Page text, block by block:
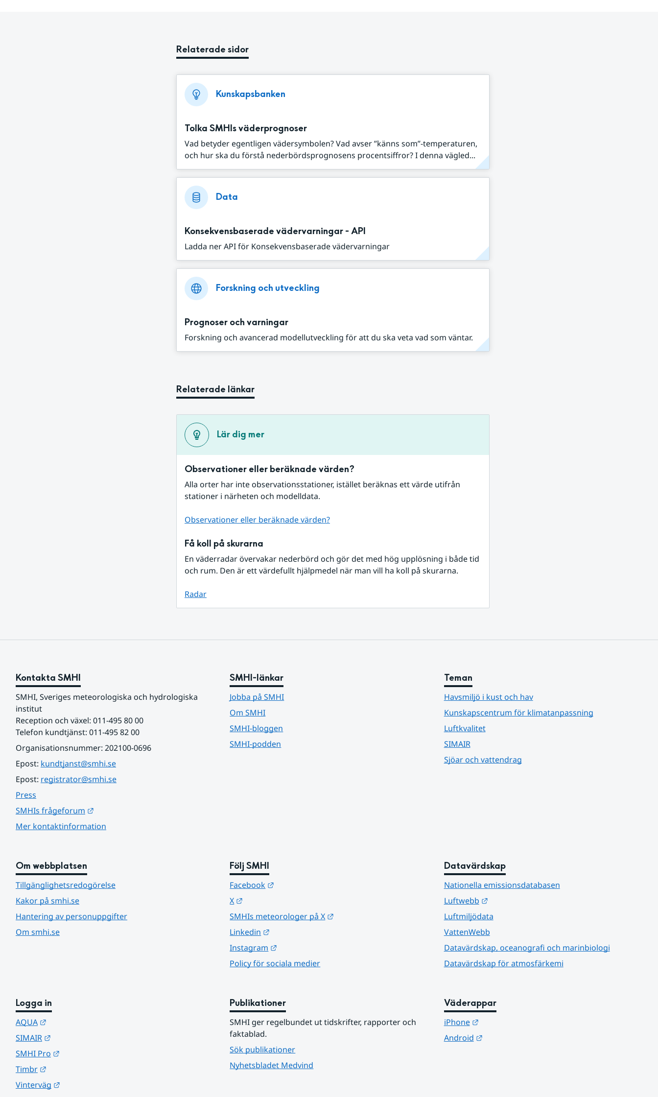
Relaterade sidor
Kunskapsbanken
Tolka SMHIs väderprognoser
Vad betyder egentligen vädersymbolen? Vad avser ”känns som”-temperaturen,
och hur ska du förstå nederbördsprognosens procentsiffror? I denna vägled...
Data
Konsekvensbaserade vädervarningar - API
Ladda ner API för Konsekvensbaserade vädervarningar
Forskning och utveckling
Prognoser och varningar
Forskning och avancerad modellutveckling för att du ska veta vad som väntar.
Relaterade länkar
Lär dig mer
Observationer eller beräknade värden?
Alla orter har inte observationsstationer, istället beräknas ett värde utifrån
stationer i närheten och modelldata.
Observationer eller beräknade värden?
Få koll på skurarna
En väderradar övervakar nederbörd och gör det med hög upplösning i både tid
och rum. Den är ett värdefullt hjälpmedel när man vill ha koll på skurarna.
Radar
Kontakta SMHI
SMHI, Sveriges meteorologiska och hydrologiska
institut
Reception och växel: 011-495 80 00
Telefon kundtjänst: 011-495 82 00
Organisationsnummer: 202100-0696
Epost: kundtjanst@smhi.se
Epost: registrator@smhi.se
Press
SMHIs frågeforum
Mer kontaktinformation
SMHI-länkar
Jobba på SMHI
Om SMHI
SMHI-bloggen
SMHI-podden
Teman
Havsmiljö i kust och hav
Kunskapscentrum för klimatanpassning
Luftkvalitet
SIMAIR
Sjöar och vattendrag
Om webbplatsen
Tillgänglighetsredogörelse
Kakor på smhi.se
Hantering av personuppgifter
Om smhi.se
Följ SMHI
Facebook
X
SMHIs meteorologer på X
Linkedin
Instagram
Policy för sociala medier
Datavärdskap
Nationella emissionsdatabasen
Luftwebb
Länk till annan webbplats.
Luftmiljödata
VattenWebb
Datavärdskap, oceanografi och marinbiologi
Datavärdskap för atmosfärkemi
Logga in
AQUA
SIMAIR
SMHI Pro
Timbr
Vinterväg
Publikationer
SMHI ger regelbundet ut tidskrifter, rapporter och
faktablad.
Sök publikationer
Nyhetsbladet Medvind
Väderappar
iPhone
Länk till annan webbplats.
Android
Länk till annan webbplats.